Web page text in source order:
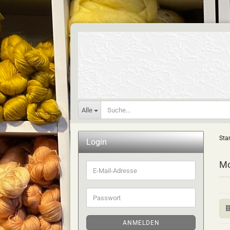
Alle
Login
E-
Mail-
Adresse
Passwort
ANMELDEN